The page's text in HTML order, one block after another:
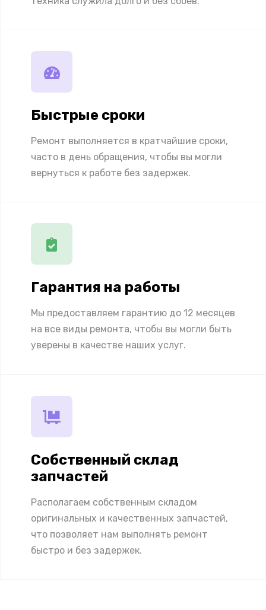
Быстрые сроки
Ремонт выполняется в кратчайшие сроки,
часто в день обращения, чтобы вы могли
вернуться к работе без задержек.
Гарантия на работы
Мы предоставляем гарантию до 12 месяцев
на все виды ремонта, чтобы вы могли быть
уверены в качестве наших услуг.
Собственный склад
запчастей
Располагаем собственным складом
оригинальных и качественных запчастей,
что позволяет нам выполнять ремонт
быстро и без задержек.